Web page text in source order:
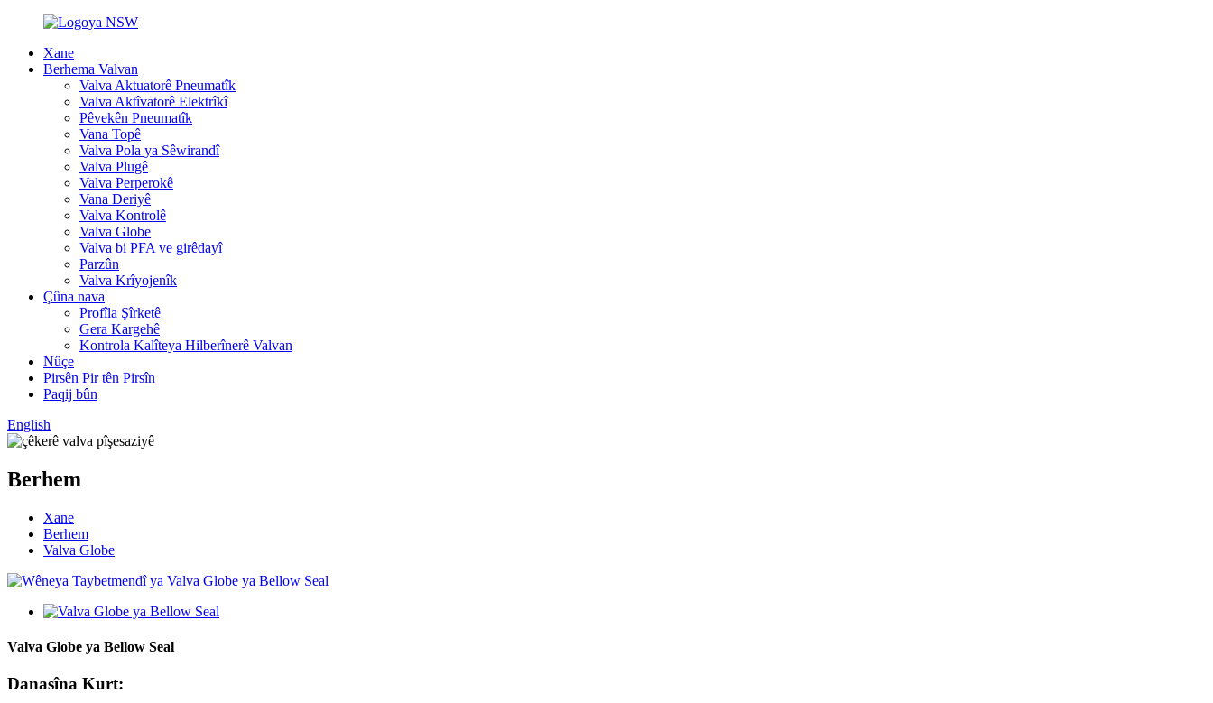
Xane
Berhema Valvan
Valva Aktuatorê Pneumatîk
Valva Aktîvatorê Elektrîkî
Pêvekên Pneumatîk
Vana Topê
Valva Pola ya Sêwirandî
Valva Plugê
Valva Perperokê
Vana Deriyê
Valva Kontrolê
Valva Globe
Valva bi PFA ve girêdayî
Parzûn
Valva Krîyojenîk
Çûna nava
Profîla Şîrketê
Gera Kargehê
Kontrola Kalîteya Hilberînerê Valvan
Nûçe
Pirsên Pir tên Pirsîn
Paqij bûn
English
Berhem
Xane
Berhem
Valva Globe
Valva Globe ya Bellow Seal
Danasîna Kurt: